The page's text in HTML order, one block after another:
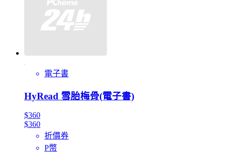
電子書
HyRead 雪胎梅骨(電子書)
$360
$360
折價券
P幣